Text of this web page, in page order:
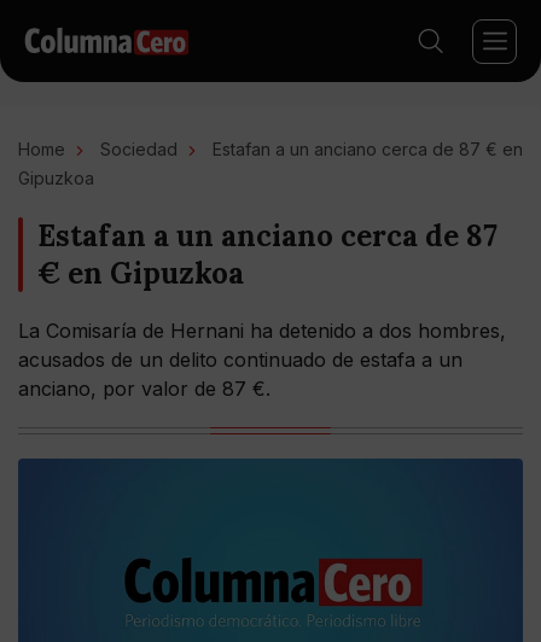
Home Sociedad
Estafan a un anciano cerca de 87 € en
Gipuzkoa
Estafan a un anciano cerca de 87
€ en Gipuzkoa
La Comisaría de Hernani ha detenido a dos hombres,
acusados de un delito continuado de estafa a un
anciano, por valor de 87 €.